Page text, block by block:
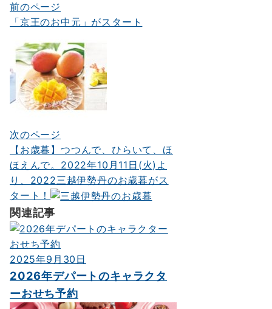
投
稿
ナ
ビ
ゲ
シ
ョ
ン
前のページ
「京王のお中元」がスタート
次のページ
【お歳暮】つつんで、ひらいて、ほ
ほえんで。2022年10月11日(火)よ
り、2022三越伊勢丹のお歳暮がス
タート！
関連記事
2025年9月30日
2026年デパートのキャラクタ
ーおせち予約